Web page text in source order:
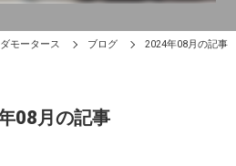
モータース ブログ 2024年08月の記事
08月の記事